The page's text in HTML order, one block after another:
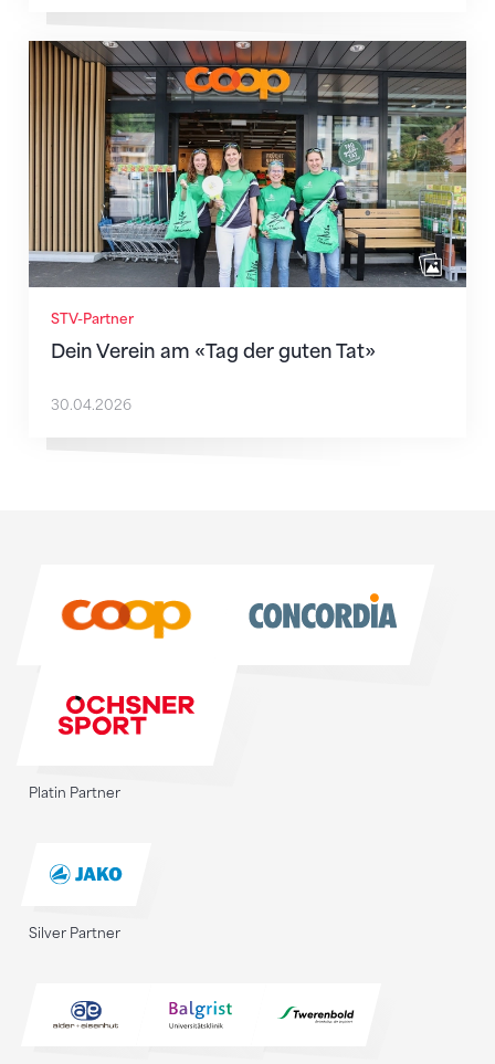
STV-Partner
Dein Verein am «Tag der guten Tat»
Dein Verein am «Tag der guten Tat»
30.04.2026
Platin Partner
Silver Partner